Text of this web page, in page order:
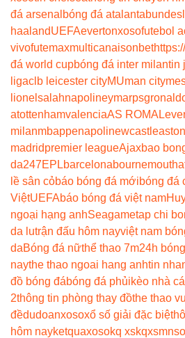
đá arsenal bóng đá atalanta
haalandUEFAevertonxosofutebol
vivofutemaxmulticanaisonbet
đá world cupbóng đá inter milantin
ligaclb leicester cityMUman city
lionel salahnapolineymarpsg
atottenhamvalenciaAS ROMA
milanmbappenapolinewcastle
madridpremier leagueAjaxbao
da247EPLbarcelonabournemouth
lề sân cỏbáo bóng đá mớibóng đá
ViệtUEFAbáo bóng đá việt nam
ngoại hạng anhSeagametap chi
da lutrận đấu hôm nayviệt nam
daBóng đá nữthể thao 7m24h
naythe thao ngoai hang anhtin
đồ bóng đábóng đá phủikèo nhà
2thông tin phòng thay đồthe thao
đềdudoanxosoxổ số giải đặc biệt
hôm nayketquaxosokq xskqxsmn